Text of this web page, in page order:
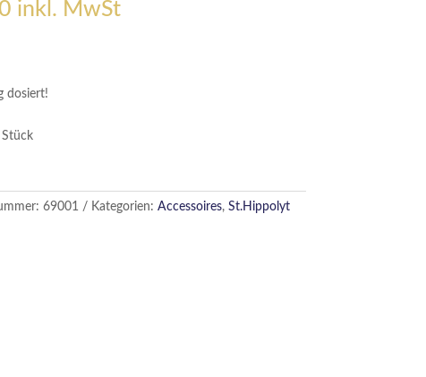
inkl. MwSt
dosiert!
Stück
69001 Kategorien: Accessoires, St.Hippolyt